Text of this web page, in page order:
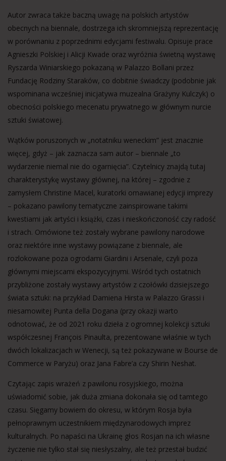
Autor zwraca także baczną uwagę na polskich artystów
obecnych na biennale, dostrzega ich skromniejszą reprezentację
w porównaniu z poprzednimi edycjami festiwalu. Opisuje prace
Agnieszki Polskiej i Alicji Kwade oraz wyróżnia świetną wystawę
Ryszarda Winiarskiego pokazaną w Palazzo Bollani przez
Fundację Rodziny Staraków, co dobitnie świadczy (podobnie jak
wspominana wcześniej inicjatywa muzealna Grażyny Kulczyk) o
obecności polskiego mecenatu prywatnego w głównym nurcie
sztuki światowej.
Wątków poruszonych w „notatniku weneckim” jest znacznie
więcej, gdyż – jak zaznacza sam autor – biennale „to
wydarzenie niemal nie do ogarnięcia”. Czytelnicy znajdą tutaj
charakterystykę wystawy głównej, na której – zgodnie z
zamysłem Christine Macel, kuratorki omawianej edycji imprezy
– pokazano pawilony tematyczne zainspirowane takimi
kwestiami jak artyści i książki, czas i nieskończoność czy radość
i strach. Omówione też zostały wybrane pawilony narodowe
oraz niektóre inne wystawy powiązane z biennale, ale
rozlokowane poza ogrodami Giardini i Arsenale, czyli poza
głównymi miejscami ekspozycyjnymi. Wśród tych ostatnich
przybliżone zostały wystawy artystów z czołówki dzisiejszego
świata sztuki: na przykład Damiena Hirsta w Palazzo Grassi i
niesamowitej Punta della Dogana (przy okazji warto
odnotować, że od 2021 roku dzieła z ogromnej kolekcji sztuki
współczesnej François Pinaulta, prezentowane właśnie w tych
dwóch lokalizacjach w Wenecji, są też pokazywane w Bourse de
Commerce w Paryżu) oraz Jana Fabre’a czy Shirin Neshat.
Czytając zapis wrażeń z pawilonu rosyjskiego, można
uświadomić sobie, jak duża zmiana dokonała się od tamtego
czasu. Sięgamy bowiem do okresu, w którym Rosja była
pełnoprawnym uczestnikiem międzynarodowych imprez
kulturalnych. Po napaści na Ukrainę głos Rosjan na ich własne
życzenie nie tylko stał się niesłyszalny, ale też przestał budzić